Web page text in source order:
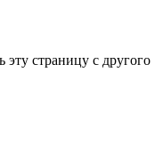
страницу с другого